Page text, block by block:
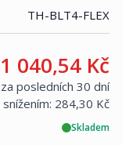
TH-BLT4-FLEX
cena:
Vaše cena:
1 040,54 Kč
posledních 30 dní
284,30 Kč
Skladem